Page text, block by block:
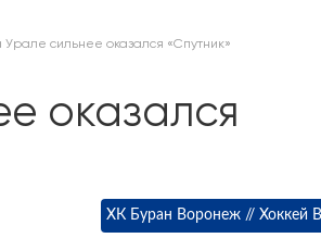
Урале сильнее оказался «Спутник»
оказался
ХК Буран Воронеж // Хоккей